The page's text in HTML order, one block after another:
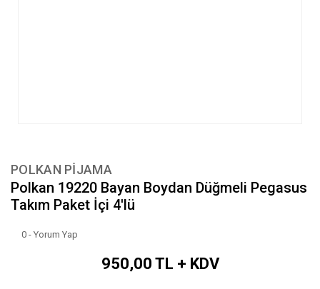
POLKAN PİJAMA
Polkan 19220 Bayan Boydan Düğmeli Pegasus
Takım Paket İçi 4'lü
0 - Yorum Yap
950,00 TL + KDV